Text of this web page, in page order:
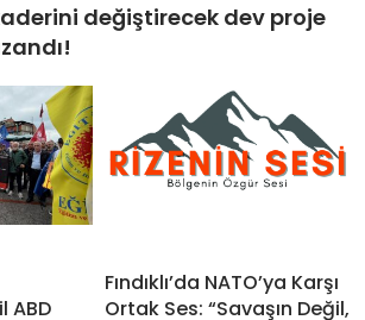
değiştirecek dev proje
ABD
Fındıklı’da NATO’ya Karşı
Ortak Ses: “Savaşın Değil,